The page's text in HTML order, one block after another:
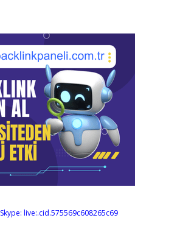
Skype: live:.cid.575569c608265c69